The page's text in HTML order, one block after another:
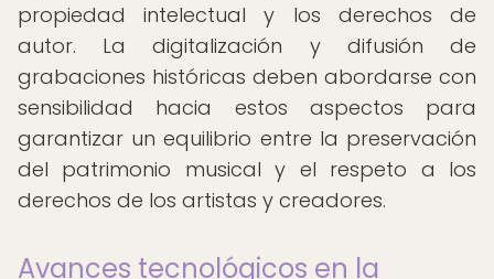
propiedad intelectual y los derechos de
autor. La digitalización y difusión de
grabaciones históricas deben abordarse con
sensibilidad hacia estos aspectos para
garantizar un equilibrio entre la preservación
del patrimonio musical y el respeto a los
derechos de los artistas y creadores.
Avances tecnológicos en la